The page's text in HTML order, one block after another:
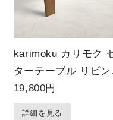
karimoku カリモク
ターテーブル リビン
テーブル 木製 棚付き
ーテーブル
19,800円
詳細を見る